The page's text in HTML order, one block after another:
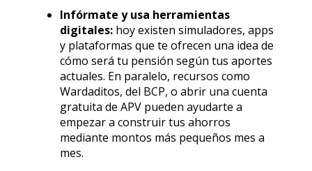
Infórmate y usa herramientas
digitales: hoy existen simuladores, apps
y plataformas que te ofrecen una idea de
cómo será tu pensión según tus aportes
actuales. En paralelo, recursos como
Wardaditos, del BCP, o abrir una cuenta
gratuita de APV pueden ayudarte a
empezar a construir tus ahorros
mediante montos más pequeños mes a
mes.